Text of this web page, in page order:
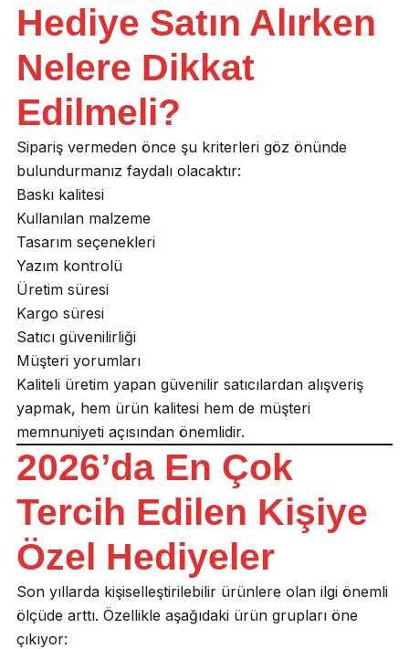
Hediye Satın Alırken
Nelere Dikkat
Edilmeli?
Sipariş vermeden önce şu kriterleri göz önünde
bulundurmanız faydalı olacaktır:
Baskı kalitesi
Kullanılan malzeme
Tasarım seçenekleri
Yazım kontrolü
Üretim süresi
Kargo süresi
Satıcı güvenilirliği
Müşteri yorumları
Kaliteli üretim yapan güvenilir satıcılardan alışveriş
yapmak, hem ürün kalitesi hem de müşteri
memnuniyeti açısından önemlidir.
2026’da En Çok
Tercih Edilen Kişiye
Özel Hediyeler
Son yıllarda kişiselleştirilebilir ürünlere olan ilgi önemli
ölçüde arttı. Özellikle aşağıdaki ürün grupları öne
çıkıyor: